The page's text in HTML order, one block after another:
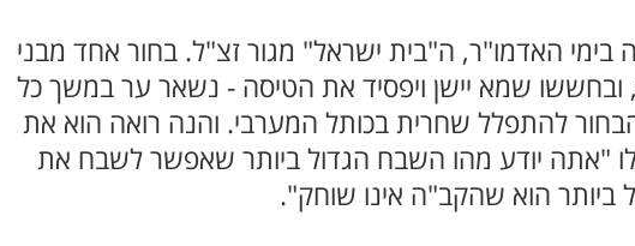
האדמו"ר, ה"בית ישראל" מגור זצ"ל. בחור אחד מבני
ובחששו שמא יישן ויפסיד את הטיסה - נשאר ער במשך כל
להתפלל שחרית בכותל המערבי. והנה רואה הוא את
לו "אתה יודע מהו השבח הגדול ביותר שאפשר לשבח את
ביותר הוא שהקב"ה אינו שוחק".